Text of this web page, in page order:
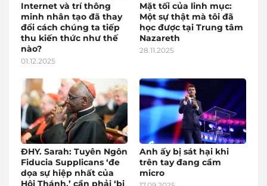
Internet và trí thông
minh nhân tạo đã thay
đổi cách chúng ta tiếp
thu kiến thức như thế
nào?
01.12.2025
Mặt tối của linh mục:
Một sự thật mà tôi đã
học được tại Trung tâm
Nazareth
28.11.2025
ĐHY. Sarah: Tuyên Ngôn
Fiducia Supplicans ‘đe
dọa sự hiệp nhất của
Hội Thánh,’ cần phải ‘bị
Anh ấy bị sát hại khi
trên tay đang cầm
micro